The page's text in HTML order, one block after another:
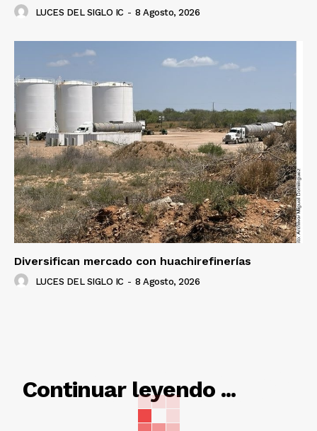
LUCES DEL SIGLO IC - 8 Agosto, 2026
Diversifican mercado con huachirefinerías
LUCES DEL SIGLO IC - 8 Agosto, 2026
Continuar leyendo ...
RELACIONADO